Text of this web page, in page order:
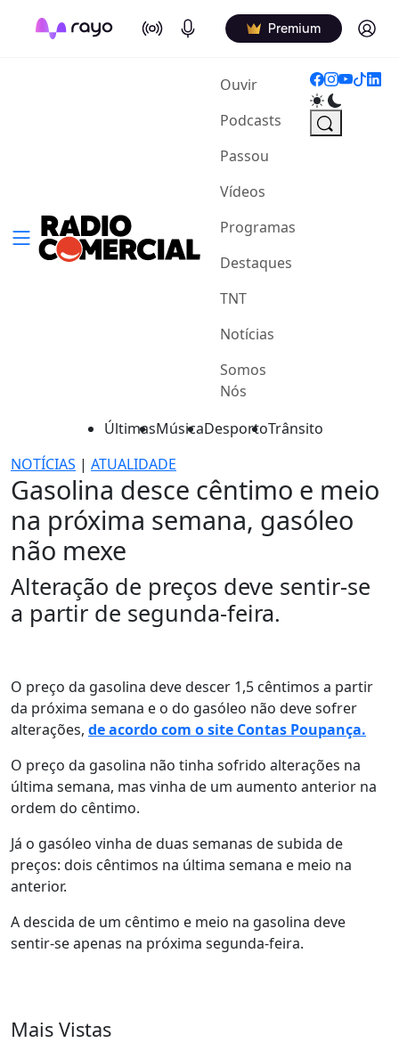
On Air Podcasts Premium Log in
Ouvir(current)
Podcasts
Passou
Vídeos
Programas
Destaques
TNT
Notícias
Somos
Nós
ÚltimasMúsicaDesportoTrânsito
NOTÍCIAS | ATUALIDADE
Gasolina desce cêntimo e meio
na próxima semana, gasóleo
não mexe
Alteração de preços deve sentir-se
a partir de segunda-feira.
O preço da gasolina deve descer 1,5 cêntimos a partir
da próxima semana e o do gasóleo não deve sofrer
alterações, de acordo com o site Contas Poupança.
O preço da gasolina não tinha sofrido alterações na
última semana, mas vinha de um aumento anterior na
ordem do cêntimo.
Já o gasóleo vinha de duas semanas de subida de
preços: dois cêntimos na última semana e meio na
anterior.
A descida de um cêntimo e meio na gasolina deve
sentir-se apenas na próxima segunda-feira.
Mais Vistas